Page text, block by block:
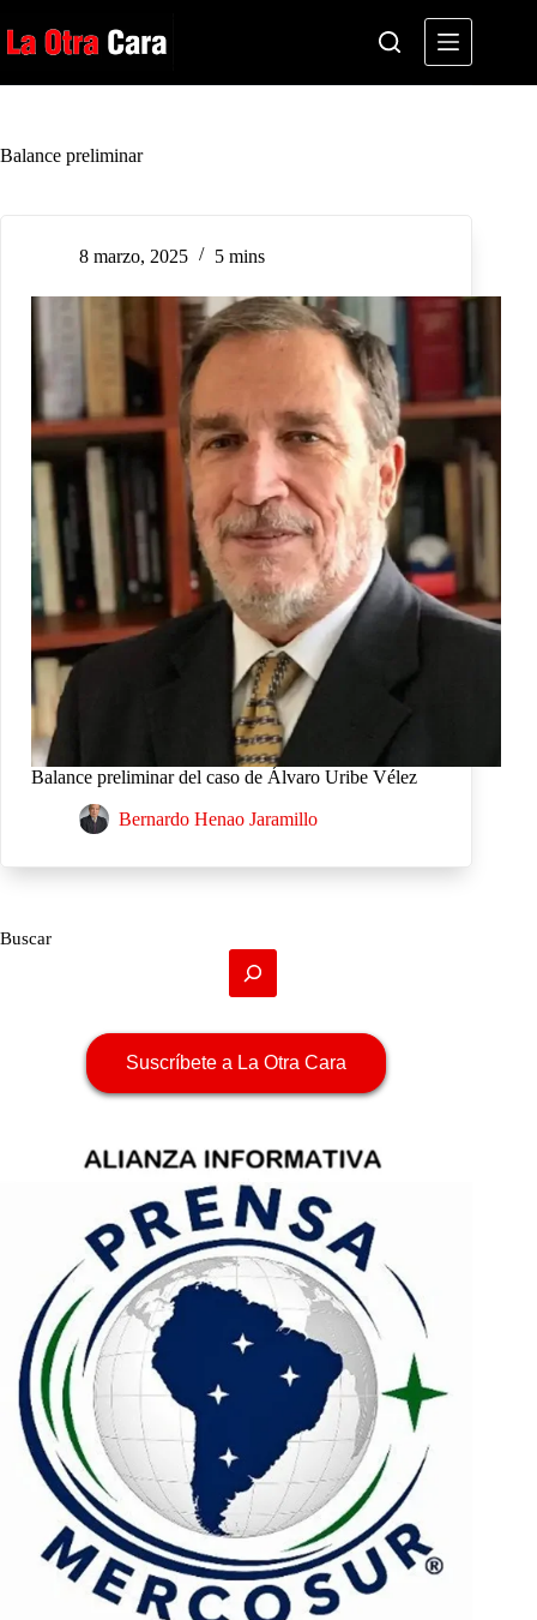
al
contenido
Balance preliminar
8 marzo, 2025 5 mins
Balance preliminar del caso de Álvaro Uribe Vélez
Bernardo Henao Jaramillo
Buscar
Suscríbete a La Otra Cara